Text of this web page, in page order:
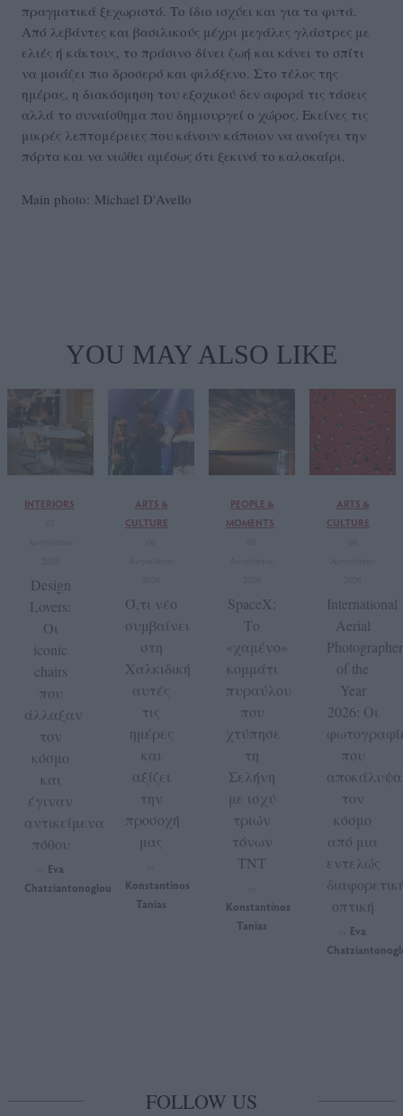
πραγματικά ξεχωριστό. Το ίδιο ισχύει και για τα φυτά.
Από λεβάντες και βασιλικούς μέχρι μεγάλες γλάστρες με
ελιές ή κάκτους, το πράσινο δίνει ζωή και κάνει το σπίτι
να μοιάζει πιο δροσερό και φιλόξενο. Στο τέλος της
ημέρας, η διακόσμηση του εξοχικού δεν αφορά τις τάσεις
αλλά το συναίσθημα που δημιουργεί ο χώρος. Εκείνες τις
μικρές λεπτομέρειες που κάνουν κάποιον να ανοίγει την
πόρτα και να νιώθει αμέσως ότι ξεκινά το καλοκαίρι.
Main photo: Michael D'Avello
YOU MAY ALSO LIKE
INTERIORS
Design
Lovers:
Οι
iconic
chairs
που
άλλαξαν
τον
κόσμο
και
έγιναν
αντικείμενα
πόθου
Eva
Chatziantonoglou
ARTS &
CULTURE
Ό,τι νέο
συμβαίνει
στη
Χαλκιδική
αυτές
τις
ημέρες
και
αξίζει
την
προσοχή
μας
Konstantinos
Tanias
PEOPLE &
MOMENTS
SpaceX:
Το
«χαμένο»
κομμάτι
πυραύλου
που
χτύπησε
τη
Σελήνη
με ισχύ
τριών
τόνων
TNT
Konstantinos
Tanias
ARTS &
CULTURE
International
Aerial
Photographer
of the
Year
2026: Οι
που
τον
κόσμο
από μια
εντελώς
οπτική
Eva
FOLLOW US